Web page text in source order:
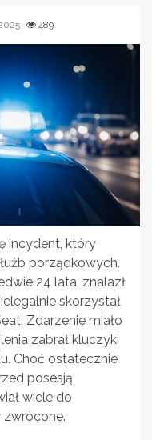
489
incydent, który
porządkowych.
24 lata, znalazł
skorzystał
Zdarzenie miało
zabrał kluczyki
Choć ostatecznie
posesją
wiele do
zwrócone.